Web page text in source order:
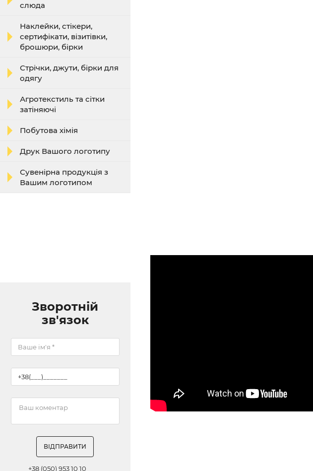
слюда
Наклейки, стікери,
сертифікати, візитівки,
брошюри, бірки
Стрічки, джути, бірки для
одягу
Агротекстиль та сітки
затіняючі
Побутова хімія
Друк Вашого логотипу
Сувенірна продукція з
Вашим логотипом
Зворотній
зв'язок
ВІДПРАВИТИ
+38 (050) 953 10 10